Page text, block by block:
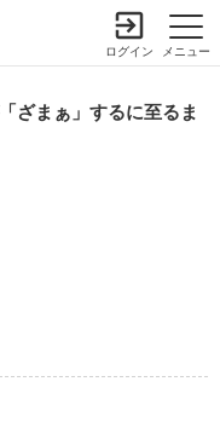
メニュー
ログイン
ざまぁ」するに至るま